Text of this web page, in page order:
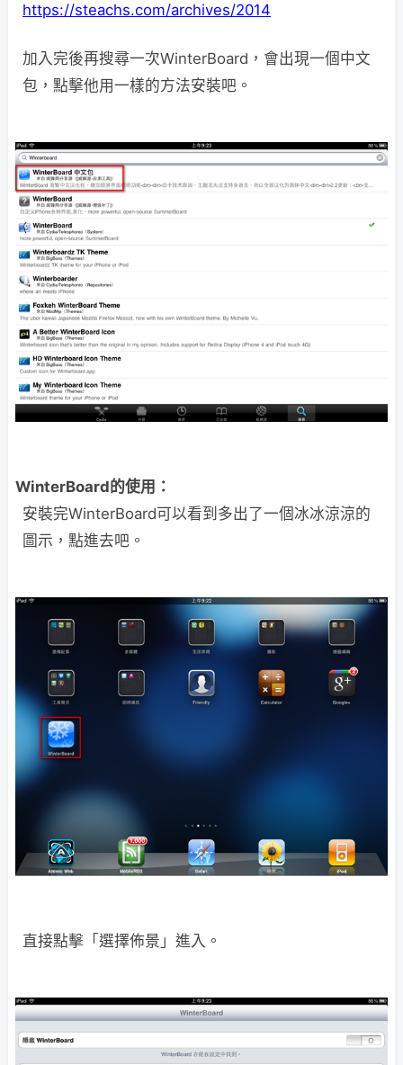
https://steachs.com/archives/2014
加入完後再搜尋一次WinterBoard，會出現一個中文
包，點擊他用一樣的方法安裝吧。
WinterBoard的使用：
安裝完WinterBoard可以看到多出了一個冰冰涼涼的
圖示，點進去吧。
直接點擊「選擇佈景」進入。